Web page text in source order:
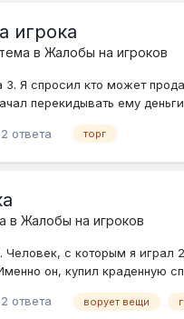
игрока
в Жалобы на игроков
3. Я спросил кто может
перекидывать ему
2 ответа торг
в Жалобы на игроков
Человек, с которым я
он, купил краденную
2 ответа ворует вещи